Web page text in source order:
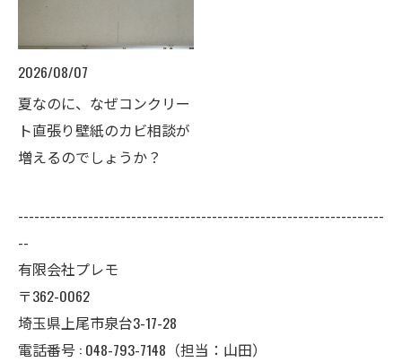
2026/08/07
夏なのに、なぜコンクリー
ト直張り壁紙のカビ相談が
増えるのでしょうか？
--------------------------------------------------------------------
--
有限会社プレモ
〒362-0062
埼玉県上尾市泉台3-17-28
電話番号 : 048-793-7148（担当：山田）